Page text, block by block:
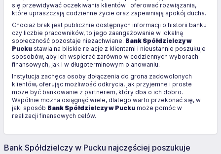
się przewidywać oczekiwania klientów i oferować rozwiązania,
które upraszczają codzienne życie oraz zapewniają spokój ducha.
Chociaż brak jest publicznie dostępnych informacji o historii banku
czy liczbie pracowników, to jego zaangażowanie w lokalną
społeczność pozostaje niezachwiane. Bank Spółdzielczy w
Pucku stawia na bliskie relacje z klientami i nieustannie poszukuje
sposobów, aby ich wspierać zarówno w codziennych wyborach
finansowych, jak i w długoterminowym planowaniu.
Instytucja zachęca osoby dołączenia do grona zadowolonych
klientów, oferując możliwość odkrycia, jak przyjemne i proste
może być bankowanie z partnerem, który dba o ich dobro.
Wspólnie można osiągnąć wiele, dlatego warto przekonać się, w
jaki sposób Bank Spółdzielczy w Pucku może pomóc w
realizacji finansowych celów.
Bank Spółdzielczy w Pucku najczęściej poszukuje